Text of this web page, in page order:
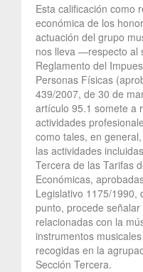
Esta calificación como
económica de los
actuación del grupo
nos lleva —respecto al
Reglamento del
Personas Físicas
439/2007, de 30 de
artículo 95.1 somete a
actividades
como tales, en
las actividades
Tercera de las Tarifas
Económicas,
Legislativo 1175/1990,
punto, procede
relacionadas con la
instrumentos
recogidas en la
Sección Tercera.